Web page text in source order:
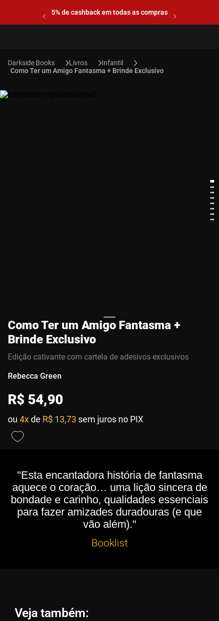
5% de cashback em todas as compras
Livros
Infantil
Como Ter um Amigo Fantasma + Brinde Exclusivo
Como Ter um Amigo Fantasma +
Brinde Exclusivo
Edição cativante com cartela de adesivos exclusivos
Rebecca Green
R$ 54,90
ou 4xde R$ 13,73 sem juros no PIX
"Esta encantadora história de fantasma
aquece o coração… uma lição sincera de
bondade e carinho, qualidades essenciais
para fazer amizades duradouras (e que
vão além)."
Booklist
Veja também: